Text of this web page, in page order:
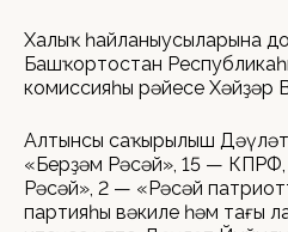
Халыҡ һайланыусыларына
Башҡортостан
комиссияһы рәйесе Хәйҙәр
Алтынсы саҡырылыш
«Берҙәм Рәсәй», 15 —
Рәсәй», 2 — «Рәсәй
партияһы вәкиле һәм тағы